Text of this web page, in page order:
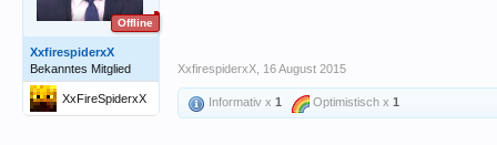
Offline
XxfirespiderxX
Bekanntes Mitglied
XxFireSpiderxX
XxfirespiderxX 16 August 2015
Informativ x 1 Optimistisch x 1